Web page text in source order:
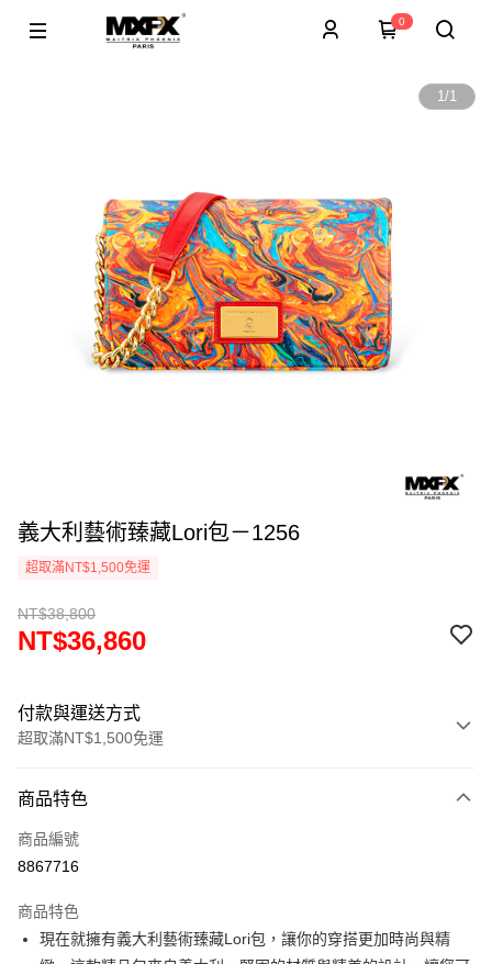
0
1/1
義大利藝術臻藏Lori包－1256
超取滿NT$1,500免運
NT$38,800
NT$36,860
付款與運送方式
超取滿NT$1,500免運
信用卡一次付款
超商取貨付款
Apple Pay
商品特色
商品編號
8867716
商品特色
現在就擁有義大利藝術臻藏Lori包，讓你的穿搭更加時尚與精